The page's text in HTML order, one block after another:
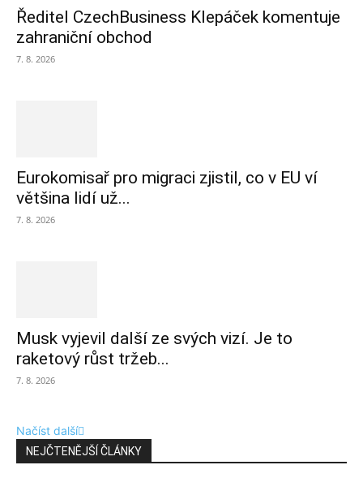
Ředitel CzechBusiness Klepáček komentuje
zahraniční obchod
7. 8. 2026
Eurokomisař pro migraci zjistil, co v EU ví
většina lidí už...
7. 8. 2026
Musk vyjevil další ze svých vizí. Je to
raketový růst tržeb...
7. 8. 2026
Načíst další
NEJČTENĚJŠÍ ČLÁNKY